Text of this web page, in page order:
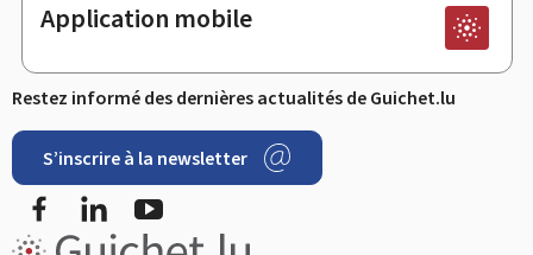
Application mobile
Restez informé des dernières actualités de Guichet.lu
S’inscrire à la newsletter
FacebookLinkedIn